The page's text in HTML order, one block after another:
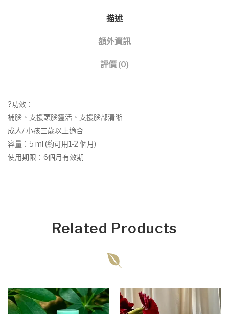
描述
額外資訊
評價 (0)
?功效：
補腦、支援頭腦靈活、支援腦部清晰
成人/ 小孩三歲以上適合
容量：5 ml (約可用1-2 個月)
使用期限：6個月有效期
Related Products